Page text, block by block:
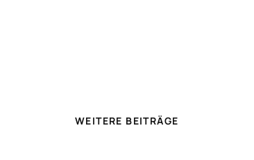
WEITERE BEITRÄGE